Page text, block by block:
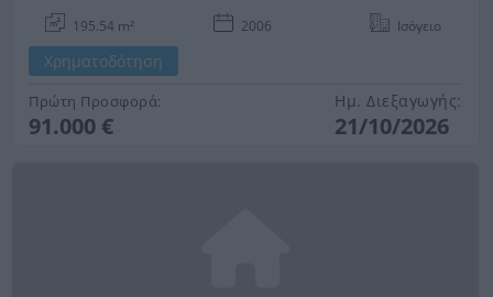
195.54 m² 2006 Ισόγειο
Χρηματοδότηση
Πρώτη Προσφορά:
91.000 €
Ημ. Διεξαγωγής:
21/10/2026